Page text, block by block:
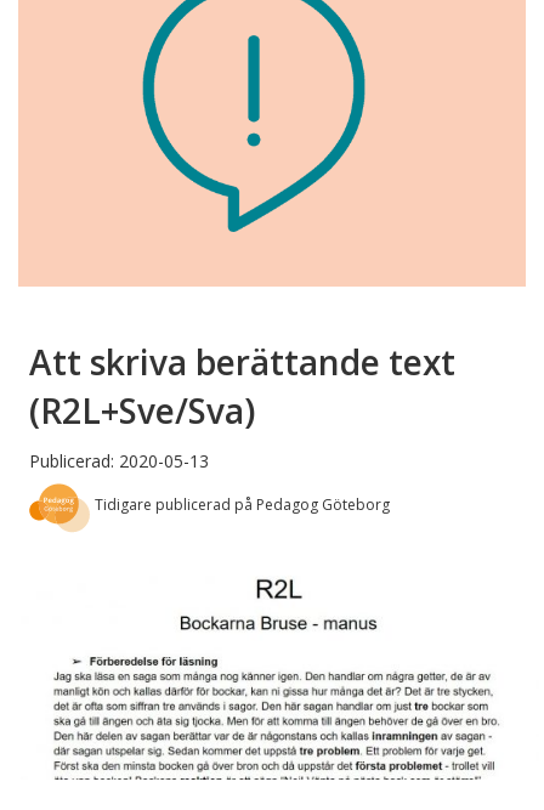
Att skriva berättande text
(R2L+Sve/Sva)
Publicerad: 2020-05-13
Tidigare publicerad på Pedagog Göteborg